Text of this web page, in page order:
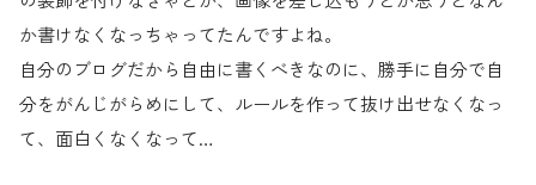
か書けなくなっちゃってたんですよね。
自分のブログだから自由に書くべきなのに、勝手に自分で自
分をがんじがらめにして、ルールを作って抜け出せなくなっ
て、面白くなくなって…